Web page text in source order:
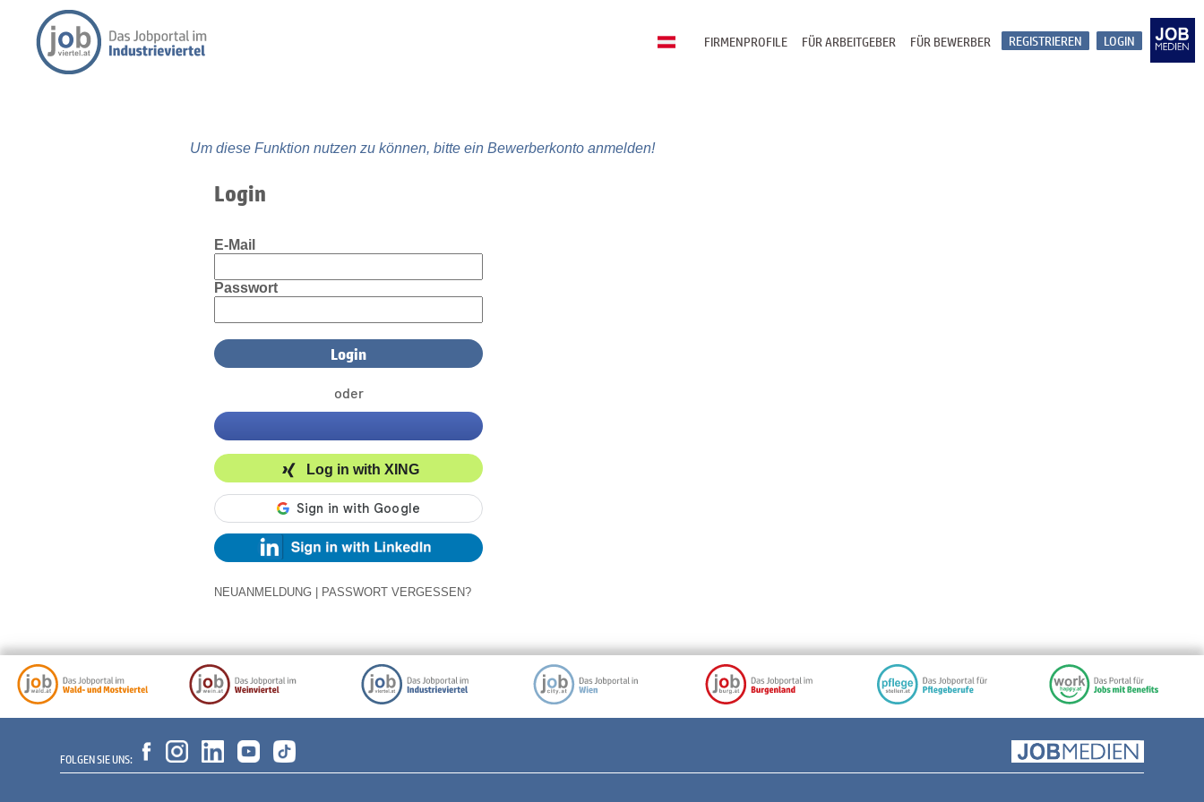
LOGIN
REGISTRIEREN
FÜR BEWERBER
FÜR ARBEITGEBER
FIRMENPROFILE
Um diese Funktion nutzen zu können, bitte ein Bewerberkonto anmelden!
Login
E-Mail
Passwort
oder
Log in with XING
NEUANMELDUNG PASSWORT VERGESSEN?
FOLGEN SIE UNS: